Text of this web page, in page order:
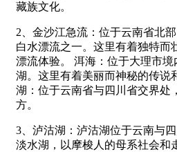
藏族文化。
2、金沙江急流：位于云南省北
白水漂流之一。这里有着独特而
漂流体验。 洱海：位于大理市
湖。这里有着美丽而神秘的传说
湖：位于云南省与四川省交界处
方。
3、泸沽湖：泸沽湖位于云南与
淡水湖，以摩梭人的母系社会和